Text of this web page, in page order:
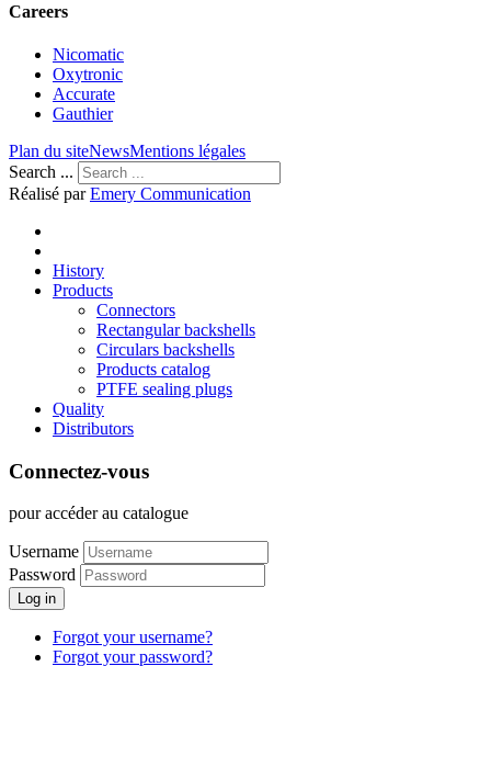
Careers
Nicomatic
Oxytronic
Accurate
Gauthier
Plan du siteNewsMentions légales
Search ...
Réalisé parEmery Communication
History
Products
Connectors
Rectangular backshells
Circulars backshells
Products catalog
PTFE sealing plugs
Quality
Distributors
Connectez-vous
pour accéder au catalogue
Username
Password
Log in
Forgot your username?
Forgot your password?